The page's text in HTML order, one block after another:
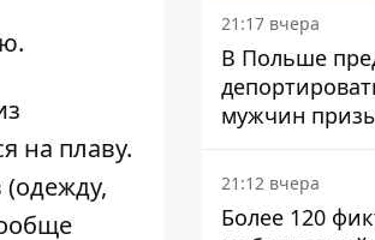
на плаву.
21:17 вчера
В Польше
мужчин
возраста -
затронуть
21:12 вчера
Более 120